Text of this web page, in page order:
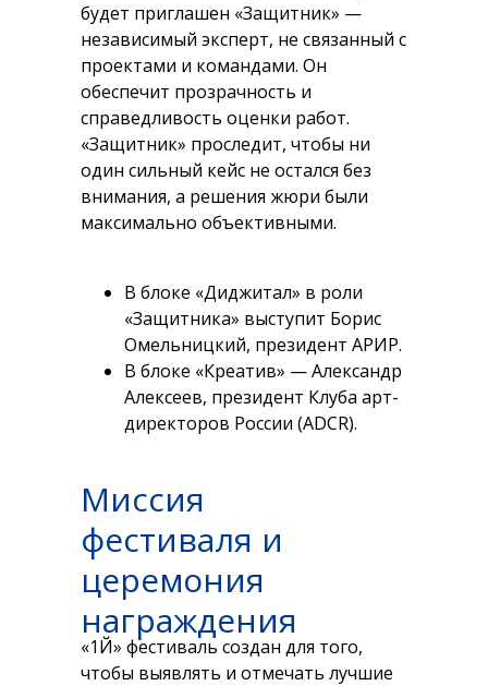
будет приглашен «Защитник» —
независимый эксперт, не связанный с
проектами и командами. Он
обеспечит прозрачность и
справедливость оценки работ.
«Защитник» проследит, чтобы ни
один сильный кейс не остался без
внимания, а решения жюри были
максимально объективными.
В блоке «Диджитал» в роли
«Защитника» выступит Борис
Омельницкий, президент АРИР.
В блоке «Креатив» — Александр
Алексеев, президент Клуба арт-
директоров России (ADCR).
Миссия
фестиваля и
церемония
награждения
«1Й» фестиваль создан для того,
чтобы выявлять и отмечать лучшие